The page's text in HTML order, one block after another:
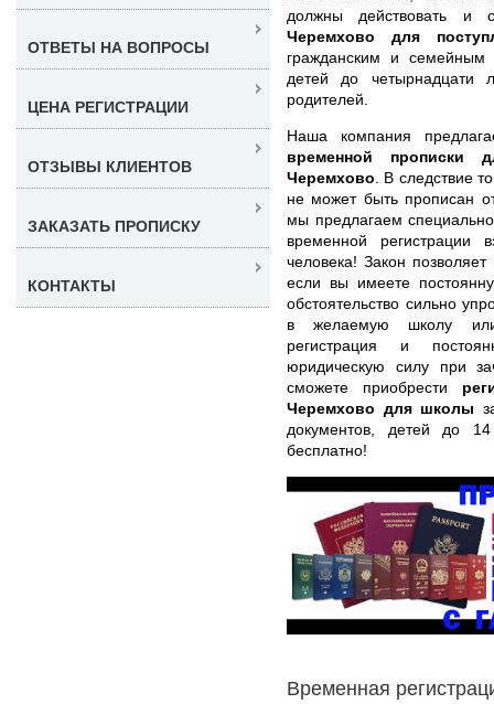
должны действовать и
Черемхово для
гражданским и семейным
детей до четырнадцати
родителей.
Наша компания
временной
Черемхово . В следствие
не может быть прописан
мы предлагаем
временной регистрации
человека! Закон
если вы имеете
обстоятельство сильно
в желаемую школу
регистрация и
юридическую силу при
сможете приобрести
Черемхово для школы
документов, детей до
бесплатно!
Временная
ОТВЕТЫ НА ВОПРОСЫ
ЦЕНА РЕГИСТРАЦИИ
ОТЗЫВЫ КЛИЕНТОВ
ЗАКАЗАТЬ ПРОПИСКУ
КОНТАКТЫ